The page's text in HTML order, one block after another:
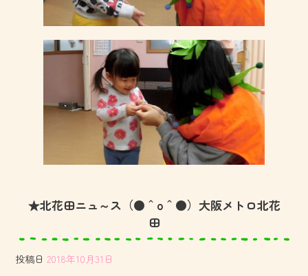
★北花田ニュ～ス（●＾o＾●）大阪メトロ北花
田
投稿日 2018年10月31日